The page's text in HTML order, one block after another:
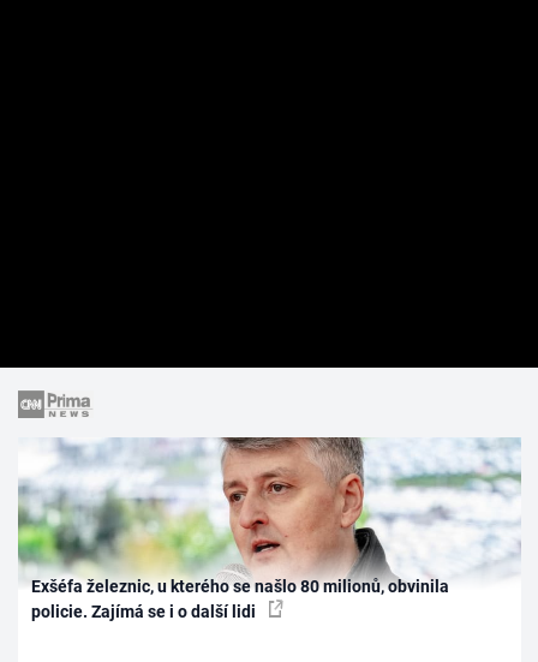
Exšéfa železnic, u kterého se našlo 80 milionů, obvinila
policie. Zajímá se i o další lidi